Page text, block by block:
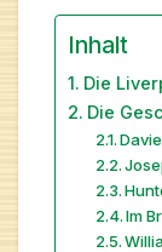
Inhalt
Die
Die
Im